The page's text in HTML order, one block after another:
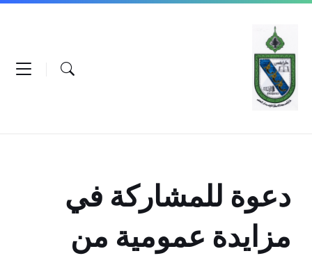
Skip
content
Skip
navigation
Skip
دعوة للمشاركة في
مزايدة عمومية من